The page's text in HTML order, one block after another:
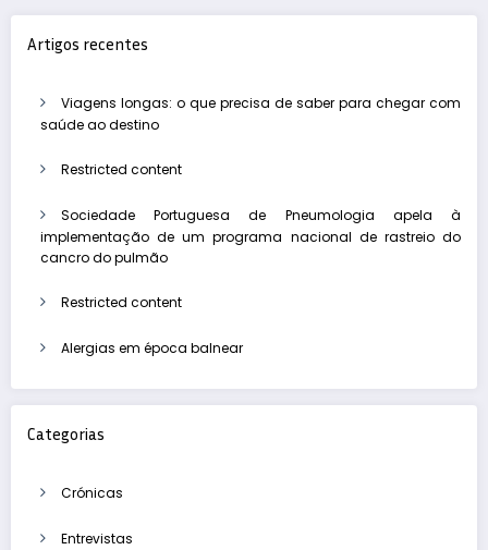
Artigos recentes
Viagens longas: o que precisa de saber para chegar com
saúde ao destino
Restricted content
Sociedade Portuguesa de Pneumologia apela à
implementação de um programa nacional de rastreio do
cancro do pulmão
Restricted content
Alergias em época balnear
Categorias
Crónicas
Entrevistas